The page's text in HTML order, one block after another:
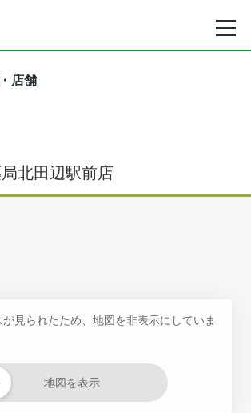
店舗
北田辺駅前店
見られたため、地図を非表示にしていま
地図を表示